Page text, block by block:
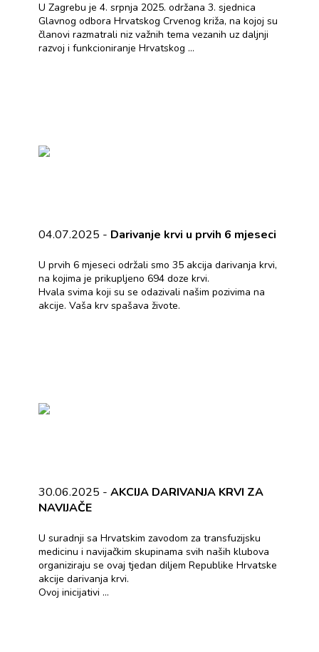
U Zagrebu je 4. srpnja 2025. održana 3. sjednica
Glavnog odbora Hrvatskog Crvenog križa, na kojoj su
članovi razmatrali niz važnih tema vezanih uz daljnji
razvoj i funkcioniranje Hrvatskog ...
04.07.2025 - Darivanje krvi u prvih 6 mjeseci
U prvih 6 mjeseci održali smo 35 akcija darivanja krvi,
na kojima je prikupljeno 694 doze krvi.
Hvala svima koji su se odazivali našim pozivima na
akcije. Vaša krv spašava živote.
30.06.2025 - AKCIJA DARIVANJA KRVI ZA
NAVIJAČE
U suradnji sa Hrvatskim zavodom za transfuzijsku
medicinu i navijačkim skupinama svih naših klubova
organiziraju se ovaj tjedan diljem Republike Hrvatske
akcije darivanja krvi.
Ovoj inicijativi ...